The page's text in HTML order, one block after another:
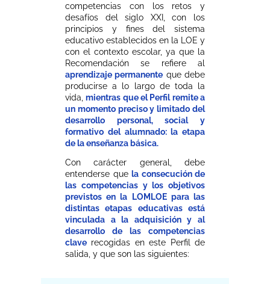
competencias con los retos y
desafíos del siglo XXI, con los
principios y fines del sistema
educativo establecidos en la LOE y
con el contexto escolar, ya que la
Recomendación se refiere al
aprendizaje permanente que debe
producirse a lo largo de toda la
vida,mientras que el Perfil remite a
un momento preciso y limitado del
desarrollo personal, social y
formativo del alumnado: la etapa
de la enseñanza básica.
Con carácter general, debe
entenderse que la consecución de
las competencias y los objetivos
previstos en la LOMLOE para las
distintas etapas educativas está
vinculada a la adquisición y al
desarrollo de las competencias
clave recogidas en este Perfil de
salida, y que son las siguientes: